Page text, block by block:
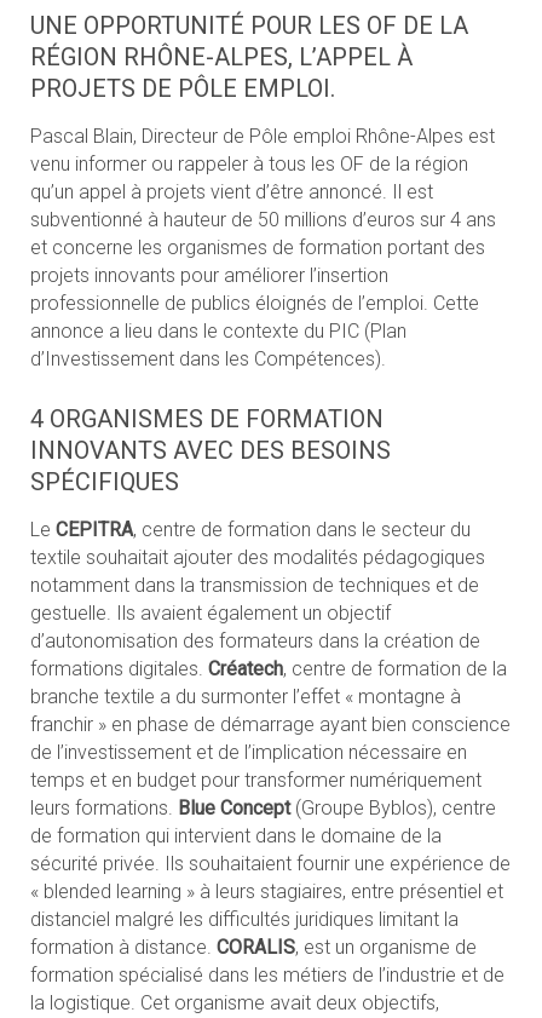
UNE OPPORTUNITÉ POUR LES OF DE LA
RÉGION RHÔNE-ALPES, L’APPEL À
PROJETS DE PÔLE EMPLOI.
Pascal Blain, Directeur de Pôle emploi Rhône-Alpes est
venu informer ou rappeler à tous les OF de la région
qu’un appel à projets vient d’être annoncé. Il est
subventionné à hauteur de 50 millions d’euros sur 4 ans
et concerne les organismes de formation portant des
projets innovants pour améliorer l’insertion
professionnelle de publics éloignés de l’emploi. Cette
annonce a lieu dans le contexte du PIC (Plan
d’Investissement dans les Compétences).
4 ORGANISMES DE FORMATION
INNOVANTS AVEC DES BESOINS
SPÉCIFIQUES
Le CEPITRA, centre de formation dans le secteur du
textile souhaitait ajouter des modalités pédagogiques
notamment dans la transmission de techniques et de
gestuelle. Ils avaient également un objectif
d’autonomisation des formateurs dans la création de
formations digitales. Créatech, centre de formation de la
branche textile a du surmonter l’effet « montagne à
franchir » en phase de démarrage ayant bien conscience
de l’investissement et de l’implication nécessaire en
temps et en budget pour transformer numériquement
leurs formations. Blue Concept(Groupe Byblos), centre
de formation qui intervient dans le domaine de la
sécurité privée. Ils souhaitaient fournir une expérience de
« blended learning » à leurs stagiaires, entre présentiel et
distanciel malgré les difficultés juridiques limitant la
formation à distance. CORALIS, est un organisme de
formation spécialisé dans les métiers de l’industrie et de
la logistique. Cet organisme avait deux objectifs,